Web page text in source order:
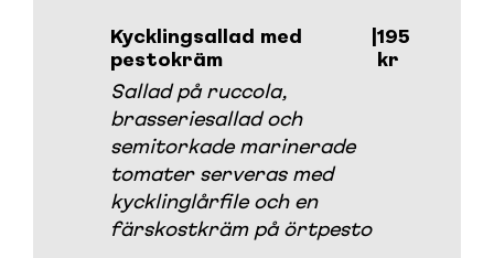
Kycklingsallad med
pestokräm
|195
kr
Sallad på ruccola,
brasseriesallad och
semitorkade marinerade
tomater serveras med
kycklinglårfile och en
färskostkräm på örtpesto